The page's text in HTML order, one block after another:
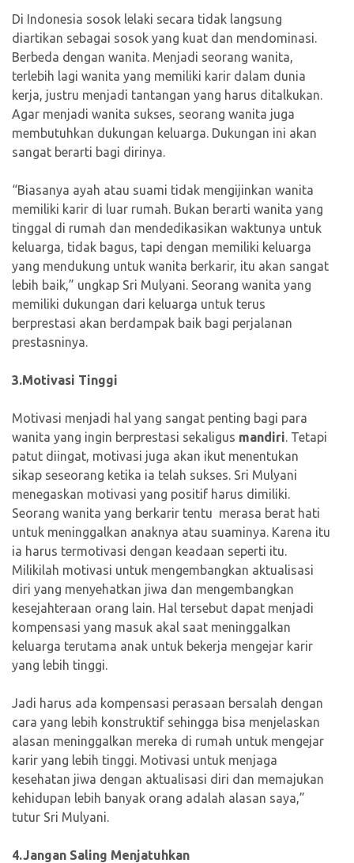
Di Indonesia sosok lelaki secara tidak langsung
diartikan sebagai sosok yang kuat dan mendominasi.
Berbeda dengan wanita. Menjadi seorang wanita,
terlebih lagi wanita yang memiliki karir dalam dunia
kerja, justru menjadi tantangan yang harus ditalkukan.
Agar menjadi wanita sukses, seorang wanita juga
membutuhkan dukungan keluarga. Dukungan ini akan
sangat berarti bagi dirinya.
“Biasanya ayah atau suami tidak mengijinkan wanita
memiliki karir di luar rumah. Bukan berarti wanita yang
tinggal di rumah dan mendedikasikan waktunya untuk
keluarga, tidak bagus, tapi dengan memiliki keluarga
yang mendukung untuk wanita berkarir, itu akan sangat
lebih baik,” ungkap Sri Mulyani. Seorang wanita yang
memiliki dukungan dari keluarga untuk terus
berprestasi akan berdampak baik bagi perjalanan
prestasninya.
3.Motivasi Tinggi
Motivasi menjadi hal yang sangat penting bagi para
wanita yang ingin berprestasi sekaligus mandiri. Tetapi
patut diingat, motivasi juga akan ikut menentukan
sikap seseorang ketika ia telah sukses. Sri Mulyani
menegaskan motivasi yang positif harus dimiliki.
Seorang wanita yang berkarir tentu merasa berat hati
untuk meninggalkan anaknya atau suaminya. Karena itu
ia harus termotivasi dengan keadaan seperti itu.
Milikilah motivasi untuk mengembangkan aktualisasi
diri yang menyehatkan jiwa dan mengembangkan
kesejahteraan orang lain. Hal tersebut dapat menjadi
kompensasi yang masuk akal saat meninggalkan
keluarga terutama anak untuk bekerja mengejar karir
yang lebih tinggi.
Jadi harus ada kompensasi perasaan bersalah dengan
cara yang lebih konstruktif sehingga bisa menjelaskan
alasan meninggalkan mereka di rumah untuk mengejar
karir yang lebih tinggi. Motivasi untuk menjaga
kesehatan jiwa dengan aktualisasi diri dan memajukan
kehidupan lebih banyak orang adalah alasan saya,”
tutur Sri Mulyani.
4.Jangan Saling Menjatuhkan